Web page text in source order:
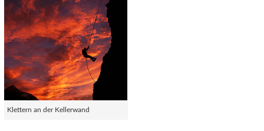
Klettern an der Kellerwand